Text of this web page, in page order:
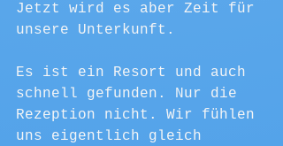
Jetzt wird es aber Zeit für
unsere Unterkunft.
Es ist ein Resort und auch
schnell gefunden. Nur die
Rezeption nicht. Wir fühlen
uns eigentlich gleich